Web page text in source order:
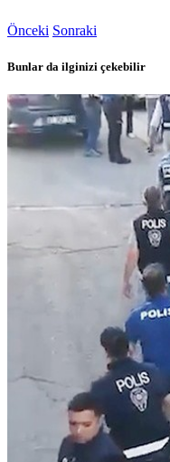
Önceki Sonraki
Bunlar da ilginizi çekebilir